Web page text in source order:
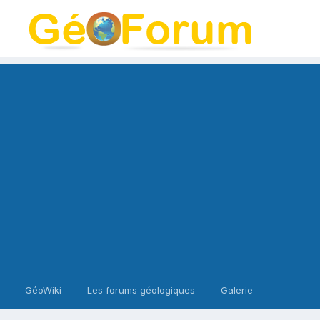
GéoWiki Les forums géologiques Galerie